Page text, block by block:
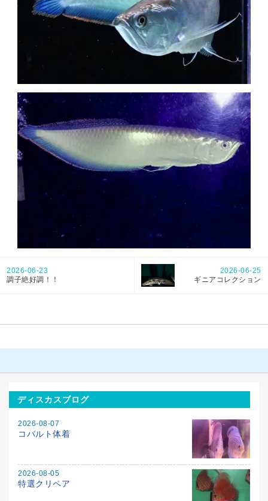
2026-06-23
調子絶好調！！
2026-06-25
ギニアコレクション
ディスカスブログ
2026-08-07
コバルト体着
2026-08-05
特選クリペア